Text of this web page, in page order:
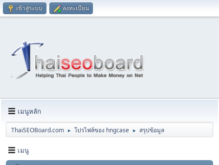
เข้าสู่ระบบ ลงทะเบียน
เมนูหลัก
ThaiSEOBoard.com ► โปรไฟล์ของ hngcase ► สรุปข้อมูล
เมนู